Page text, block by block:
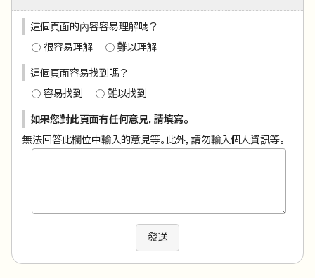
這個頁面的內容容易理解嗎？
很容易理解 難以理解
這個頁面容易找到嗎？
容易找到 難以找到
如果您對此頁面有任何意見，請填寫。
無法回答此欄位中輸入的意見等。此外，請勿輸入個人資訊等。
發送